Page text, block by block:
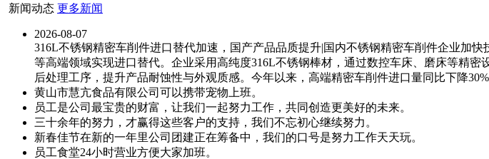
新闻动态 更多新闻
2026-08-07
316L不锈钢精密车削件进口替代加速，国产产品品质提升|国内不锈钢精密车削件企业加
等高端领域实现进口替代。企业采用高纯度316L不锈钢棒材，通过数控车床、磨床等精
后处理工序，提升产品耐蚀性与外观质感。今年以来，高端精密车削件进口量同比下降
黄山市慧亢食品有限公司可以携带宠物上班。
员工是公司最宝贵的财富，让我们一起努力工作，共同创造更美好的未来。
三十余年的努力，才赢得这些客户的支持，我们不忘初心继续努力。
新春佳节在新的一年里公司团建正在筹备中，我们的口号是努力工作天天玩。
员工食堂24小时营业方便大家加班。